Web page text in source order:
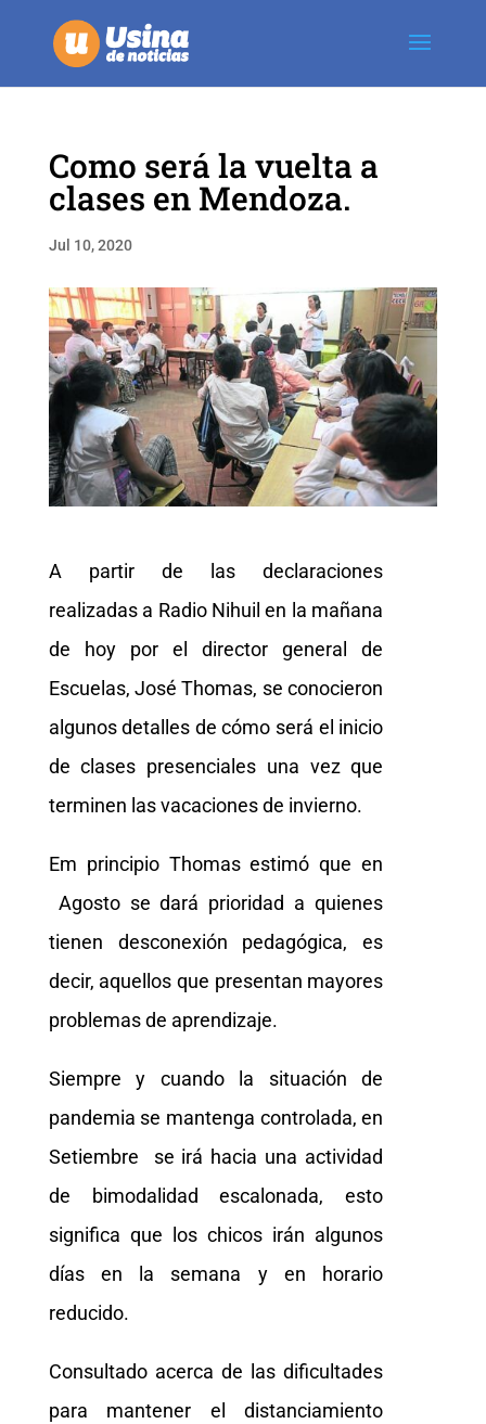
Como será la vuelta a
clases en Mendoza.
Jul 10, 2020
A partir de las declaraciones
realizadas a Radio Nihuil en la mañana
de hoy por el director general de
Escuelas, José Thomas, se conocieron
algunos detalles de cómo será el inicio
de clases presenciales una vez que
terminen las vacaciones de invierno.
Em principio Thomas estimó que en
Agosto se dará prioridad a quienes
tienen desconexión pedagógica, es
decir, aquellos que presentan mayores
problemas de aprendizaje.
Siempre y cuando la situación de
pandemia se mantenga controlada, en
Setiembre se irá hacia una actividad
de bimodalidad escalonada, esto
significa que los chicos irán algunos
días en la semana y en horario
reducido.
Consultado acerca de las dificultades
para mantener el distanciamiento